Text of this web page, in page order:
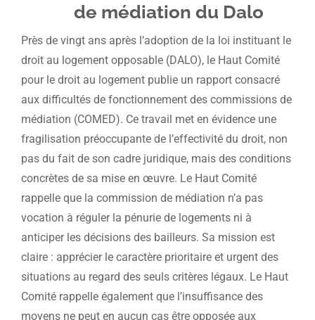
de médiation du Dalo
Près de vingt ans après l’adoption de la loi instituant le
droit au logement opposable (DALO), le Haut Comité
pour le droit au logement publie un rapport consacré
aux difficultés de fonctionnement des commissions de
médiation (COMED). Ce travail met en évidence une
fragilisation préoccupante de l’effectivité du droit, non
pas du fait de son cadre juridique, mais des conditions
concrètes de sa mise en œuvre. Le Haut Comité
rappelle que la commission de médiation n’a pas
vocation à réguler la pénurie de logements ni à
anticiper les décisions des bailleurs. Sa mission est
claire : apprécier le caractère prioritaire et urgent des
situations au regard des seuls critères légaux. Le Haut
Comité rappelle également que l’insuffisance des
moyens ne peut en aucun cas être opposée aux